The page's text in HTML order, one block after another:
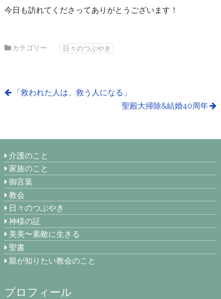
今日も訪れてくださってありがとうございます！
カテゴリー 日々のつぶやき
「救われた人は、救う人になる」
聖殿大掃除&結婚40周年
介護のこと
家族のこと
御言葉
教会
日々のつぶやき
神様の証
美美〜素敵に生きる
聖書
親が知りたい教会のこと
プロフィール